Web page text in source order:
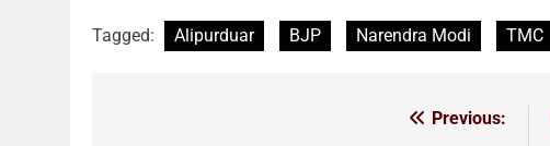
Tagged: Alipurduar BJP Narendra Modi TMC
Previous: